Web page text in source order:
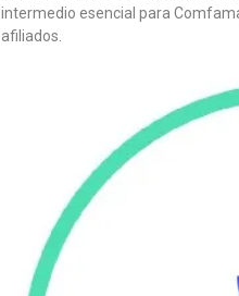
intermedio esencial para
afiliados.